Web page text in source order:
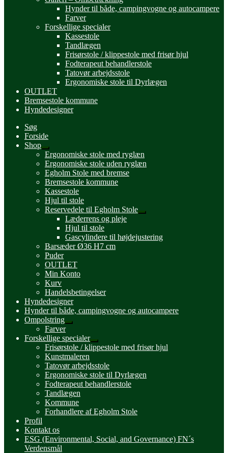
Hynder til både, campingvogne og autocampere
Farver
Forskellige specialer
Kassestole
Tandlægen
Frisørstole / klippestole med frisør hjul
Fodterapeut behandlerstole
Tatovør arbejdsstole
Ergonomiske stole til Dyrlægen
OUTLET
Bremsestole kommune
Hyndedesigner
Søg
Forside
Shop
Udfold
undermenu
Ergonomiske stole med ryglæn
Ergonomiske stole uden ryglæn
Egholm Stole med bremse
Bremsestole kommune
Kassestole
Hjul til stole
Reservedele til Egholm Stole
Udfold
Læderrens og pleje
Hjul til stole
Gascylindere til højdejustering
Barsæder Ø36 H7 cm
Puder
OUTLET
Min Konto
Kurv
Handelsbetingelser
Hyndedesigner
Hynder til både, campingvogne og autocampere
Ompolstring
Udfold
undermenu
Farver
Forskellige specialer
Udfold
undermenu
Frisørstole / klippestole med frisør hjul
Kunstmaleren
Tatovør arbejdsstole
Ergonomiske stole til Dyrlægen
Fodterapeut behandlerstole
Tandlægen
Kommune
Forhandlere af Egholm Stole
Profil
Kontakt os
ESG (Environmental, Social, and Governance) FN´s
Verdensmål